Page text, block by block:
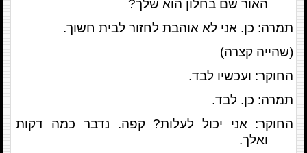
האור שם בחלון הוא שלך?
תמרה: כן. אני לא אוהבת לחזור לבית חשוך.
(שהייה קצרה)
החוקר: ועכשיו לבד.
תמרה: כן. לבד.
החוקר: אני יכול לעלות? קפה. נדבר כמה דקות
ואלך.